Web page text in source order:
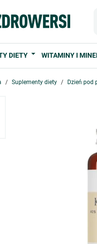
DIETY WITAMINY I
Suplementy diety Dzień pod